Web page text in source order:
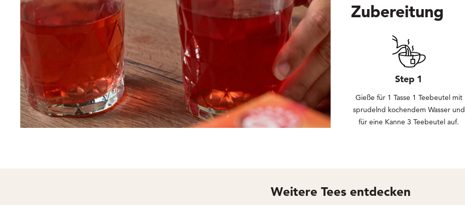
Zubereitung
Step 1
Gieße für 1 Tasse 1 Teebeutel mit
sprudelnd kochendem Wasser und
für eine Kanne 3 Teebeutel auf.
Weitere Tees entdecken